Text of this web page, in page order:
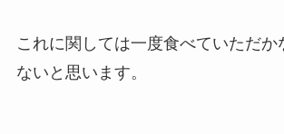
これに関しては一度食べていただか
ないと思います。